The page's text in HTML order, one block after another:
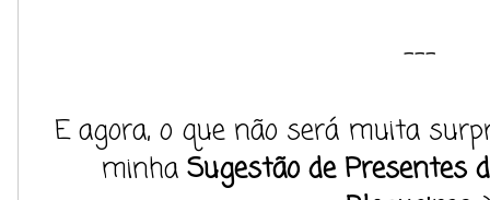
---
E agora, o que não será muita
minha Sugestão de Presentes